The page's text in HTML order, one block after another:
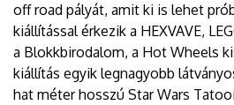
off road pályát, amit ki is lehet
kiállítással érkezik a HEXVAVE,
a Blokkbirodalom, a Hot Wheels
kiállítás egyik legnagyobb
hat méter hosszú Star Wars